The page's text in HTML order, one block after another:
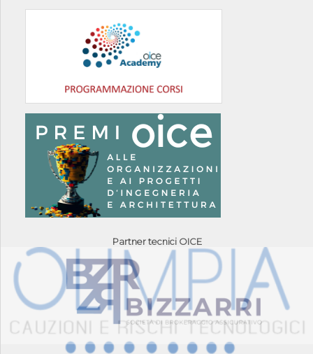
Partner tecnici OICE